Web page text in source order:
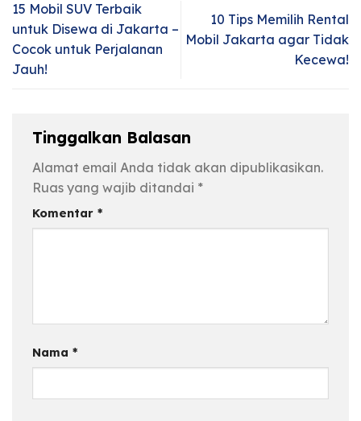
15 Mobil SUV Terbaik
untuk Disewa di Jakarta –
Cocok untuk Perjalanan
Jauh!
10 Tips Memilih Rental
Mobil Jakarta agar Tidak
Kecewa!
Tinggalkan Balasan
Alamat email Anda tidak akan dipublikasikan.
Ruas yang wajib ditandai *
Komentar *
Nama *